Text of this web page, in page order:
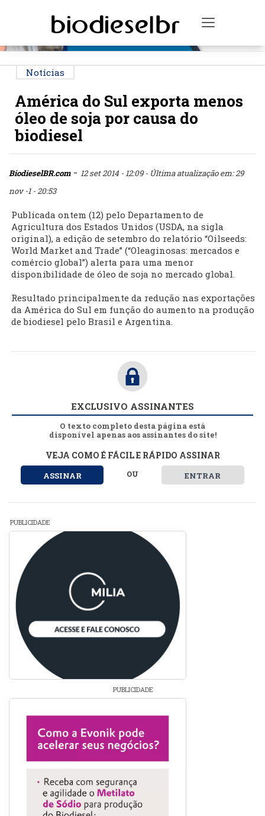
Toggle
Notícias
América do Sul exporta menos
óleo de soja por causa do
biodiesel
BiodieselBR.com- 12 set 2014 - 12:09- Última atualização em: 29
nov -1 - 20:53
Publicada ontem (12) pelo Departamento de
Agricultura dos Estados Unidos (USDA, na sigla
original), a edição de setembro do relatório “Oilseeds:
World Market and Trade” (“Oleaginosas: mercados e
comércio global”) alerta para uma menor
disponibilidade de óleo de soja no mercado global.
Resultado principalmente da redução nas exportações
da América do Sul em função do aumento na produção
de biodiesel pelo Brasil e Argentina.
EXCLUSIVO ASSINANTES
O texto completo desta página está
disponível apenas aos assinantes do site!
VEJA COMO É FÁCIL E RÁPIDO ASSINAR
ASSINAR OU ENTRAR
PUBLICIDADE
PUBLICIDADE